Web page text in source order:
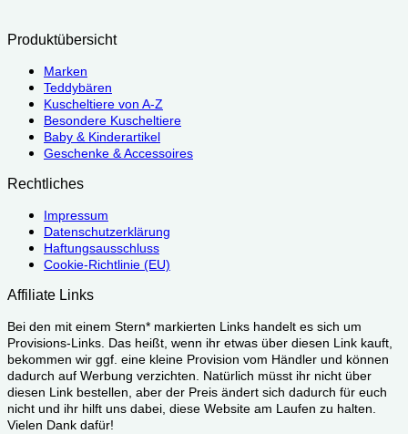
Produktübersicht
Marken
Teddybären
Kuscheltiere von A-Z
Besondere Kuscheltiere
Baby & Kinderartikel
Geschenke & Accessoires
Rechtliches
Impressum
Datenschutzerklärung
Haftungsausschluss
Cookie-Richtlinie (EU)
Affiliate Links
Bei den mit einem Stern* markierten Links handelt es sich um
Provisions-Links. Das heißt, wenn ihr etwas über diesen Link kauft,
bekommen wir ggf. eine kleine Provision vom Händler und können
dadurch auf Werbung verzichten. Natürlich müsst ihr nicht über
diesen Link bestellen, aber der Preis ändert sich dadurch für euch
nicht und ihr hilft uns dabei, diese Website am Laufen zu halten.
Vielen Dank dafür!